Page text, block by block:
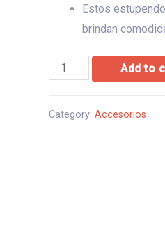
Estos
brindan
Audifonos
Add to
Category: Accesorios